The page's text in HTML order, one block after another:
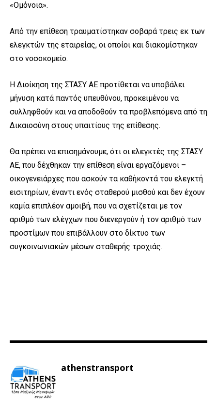
«Ομόνοια».
Από την επίθεση τραυματίστηκαν σοβαρά τρεις εκ των
ελεγκτών της εταιρείας, οι οποίοι και διακομίστηκαν
στο νοσοκομείο.
Η Διοίκηση της ΣΤΑΣΥ ΑΕ προτίθεται να υποβάλει
μήνυση κατά παντός υπευθύνου, προκειμένου να
συλληφθούν και να αποδοθούν τα προβλεπόμενα από τη
Δικαιοσύνη στους υπαιτίους της επίθεσης.
Θα πρέπει να επισημάνουμε, ότι οι ελεγκτές της ΣΤΑΣΥ
ΑΕ, που δέχθηκαν την επίθεση είναι εργαζόμενοι –
οικογενειάρχες που ασκούν τα καθήκοντά του ελεγκτή
εισιτηρίων, έναντι ενός σταθερού μισθού και δεν έχουν
καμία επιπλέον αμοιβή, που να σχετίζεται με τον
αριθμό των ελέγχων που διενεργούν ή τον αριθμό των
προστίμων που επιβάλλουν στο δίκτυο των
συγκοινωνιακών μέσων σταθερής τροχιάς.
athenstransport